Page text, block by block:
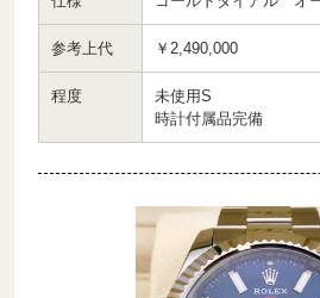
参考上代 ￥2,490,000
程度
未使用S
時計付属品完備